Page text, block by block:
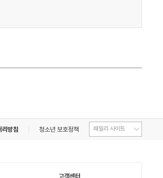
리방침 청소년 보호정책
고객센터